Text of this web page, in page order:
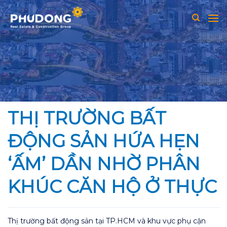
Skip
to
content
THỊ TRƯỜNG BẤT
ĐỘNG SẢN HỨA HẸN
‘ẤM’ DẦN NHỜ PHÂN
KHÚC CĂN HỘ Ở THỰC
Thị trường bất động sản tại TP.HCM và khu vực phụ cận